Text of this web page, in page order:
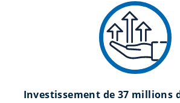
Investissement de 37 millions